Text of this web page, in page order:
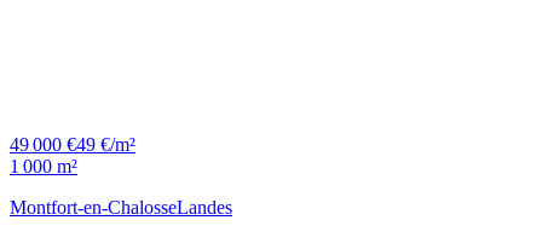
49 000 €49 €/m²
1 000 m²
Montfort-en-ChalosseLandes